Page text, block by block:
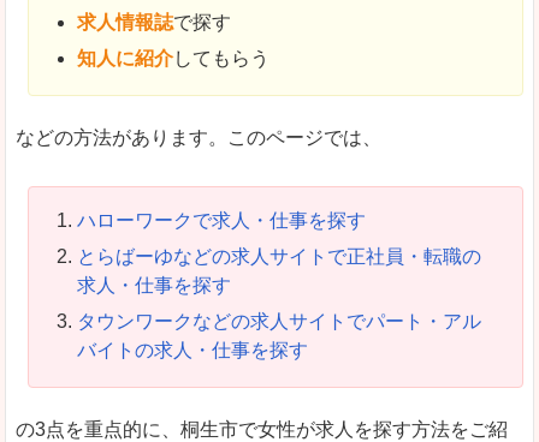
求人情報誌で探す
知人に紹介してもらう
などの方法があります。このページでは、
ハローワークで求人・仕事を探す
とらばーゆなどの求人サイトで正社員・転職の
求人・仕事を探す
タウンワークなどの求人サイトでパート・アル
バイトの求人・仕事を探す
の3点を重点的に、桐生市で女性が求人を探す方法をご紹